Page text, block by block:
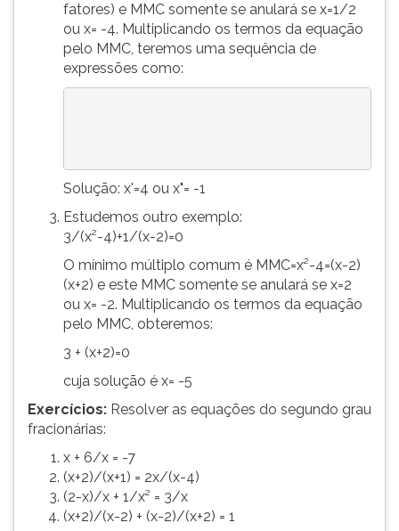
fatores) e MMC somente se anulará se x=1/2
ou x= -4. Multiplicando os termos da equação
pelo MMC, teremos uma sequência de
expressões como:
Solução: x'=4 ou x"= -1
Estudemos outro exemplo:
3/(x²-4)+1/(x-2)=0
O mínimo múltiplo comum é MMC=x²-4=(x-2)
(x+2) e este MMC somente se anulará se x=2
ou x= -2. Multiplicando os termos da equação
pelo MMC, obteremos:
3 + (x+2)=0
cuja solução é x= -5
Exercícios: Resolver as equações do segundo grau
fracionárias:
x + 6/x = -7
(x+2)/(x+1) = 2x/(x-4)
(2-x)/x + 1/x² = 3/x
(x+2)/(x-2) + (x-2)/(x+2) = 1